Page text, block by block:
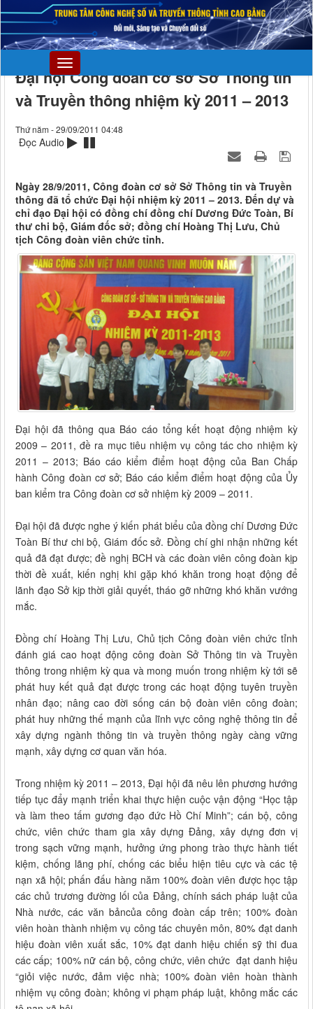
Đại hội Công đoàn cơ sở Sở Thông tin
và Truyền thông nhiệm kỳ 2011 – 2013
Thứ năm - 29/09/2011 04:48
Đọc Audio
Ngày 28/9/2011, Công đoàn cơ sở Sở Thông tin và Truyền
thông đã tổ chức Đại hội nhiệm kỳ 2011 – 2013. Đến dự và
chỉ đạo Đại hội có đồng chí đồng chí Dương Đức Toàn, Bí
thư chi bộ, Giám đốc sở; đồng chí Hoàng Thị Lưu, Chủ
tịch Công đoàn viên chức tỉnh.
Đại hội đã thông qua Báo cáo tổng kết hoạt động nhiệm kỳ
2009 – 2011, đề ra mục tiêu nhiệm vụ công tác cho nhiệm kỳ
2011 – 2013; Báo cáo kiểm điểm hoạt động của Ban Chấp
hành Công đoàn cơ sở; Báo cáo kiểm điểm hoạt động của Ủy
ban kiểm tra Công đoàn cơ sở nhiệm kỳ 2009 – 2011.
Đại hội đã được nghe ý kiến phát biểu của đồng chí Dương Đức
Toàn Bí thư chi bộ, Giám đốc sở. Đồng chí ghi nhận những kết
quả đã đạt được; đề nghị BCH và các đoàn viên công đoàn kịp
thời đề xuất, kiến nghị khi gặp khó khăn trong hoạt động để
lãnh đạo Sở kịp thời giải quyết, tháo gỡ những khó khăn vướng
mắc.
Đồng chí Hoàng Thị Lưu, Chủ tịch Công đoàn viên chức tỉnh
đánh giá cao hoạt động công đoàn Sở Thông tin và Truyền
thông trong nhiệm kỳ qua và mong muốn trong nhiệm kỳ tới sẽ
phát huy kết quả đạt được trong các hoạt động tuyên truyền
nhân đạo; nâng cao đời sống cán bộ đoàn viên công đoàn;
phát huy những thế mạnh của lĩnh vực công nghệ thông tin để
xây dựng ngành thông tin và truyền thông ngày càng vững
mạnh, xây dựng cơ quan văn hóa.
Trong nhiệm kỳ 2011 – 2013, Đại hội đã nêu lên phương hướng
tiếp tục đẩy mạnh triển khai thực hiện cuộc vận động “Học tập
và làm theo tấm gương đạo đức Hồ Chí Minh”; cán bộ, công
chức, viên chức tham gia xây dựng Đảng, xây dựng đơn vị
trong sạch vững mạnh, hưởng ứng phong trào thực hành tiết
kiệm, chống lãng phí, chống các biểu hiện tiêu cực và các tệ
nạn xã hội; phấn đấu hàng năm 100% đoàn viên được học tập
các chủ trương đường lối của Đảng, chính sách pháp luật của
Nhà nước, các văn bảncủa công đoàn cấp trên; 100% đoàn
viên hoàn thành nhiệm vụ công tác chuyên môn, 80% đạt danh
hiệu đoàn viên xuất sắc, 10% đạt danh hiệu chiến sỹ thi đua
các cấp; 100% nữ cán bộ, công chức, viên chức đạt danh hiệu
“giỏi việc nước, đảm việc nhà; 100% đoàn viên hoàn thành
nhiệm vụ công đoàn; không vi phạm pháp luật, không mắc các